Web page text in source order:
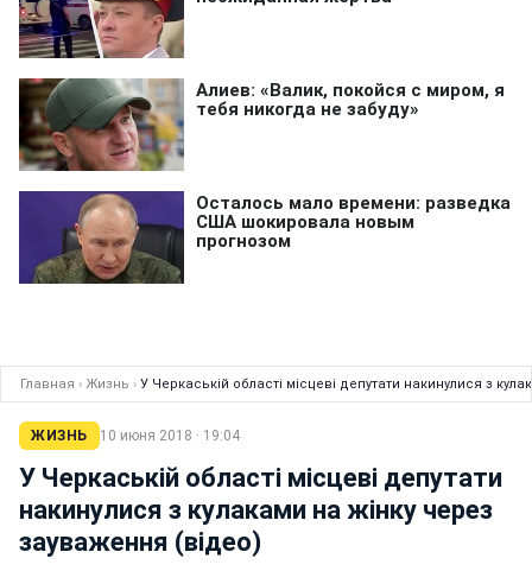
Главная › Жизнь › У Черкаській області місцеві депутати накинулися з
ЖИЗНЬ 10 июня 2018 · 19:04
У Черкаській області місцеві депутати
накинулися з кулаками на жінку через
зауваження (відео)